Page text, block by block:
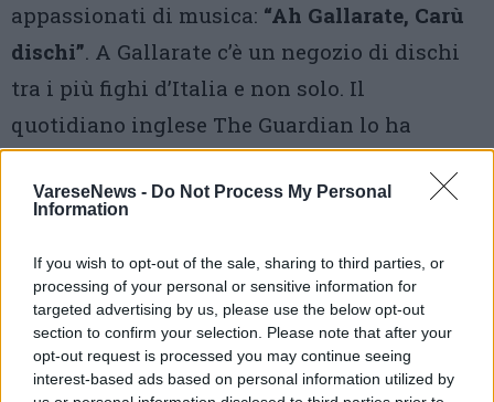
VareseNews - Do Not Process My Personal
Information
If you wish to opt-out of the sale, sharing to third parties, or
processing of your personal or sensitive information for
targeted advertising by us, please use the below opt-out
section to confirm your selection. Please note that after your
opt-out request is processed you may continue seeing
interest-based ads based on personal information utilized by
appassionati di musica: “Ah Gallarate, Carù
dischi”. A Gallarate c’è un negozio di dischi
tra i più fighi d’Italia e non solo. Il
quotidiano inglese The Guardian lo ha
annoverato tra i dieci più importanti negozi
di dischi d’Europa. E ne parliamo oggi che in
negozi di dischi. Da ieri Paolo Carù non c’è
più. E sembra sia il suggello della fine di
un’epoca. Sì, da 57 anni Paolo aveva una
negozio di dischi, e prima il padre, tra i più